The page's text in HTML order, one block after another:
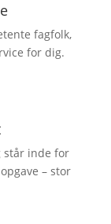
fagfolk,
for dig.
står inde for
– stor